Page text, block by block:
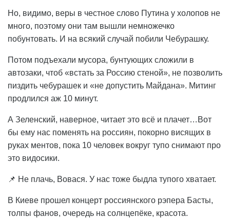
Но, видимо, веры в честное слово Путина у холопов не
много, поэтому они там вышли немножечко
побунтовать. И на всякий случай побили Чебурашку.
Потом подъехали мусора, бунтующих сложили в
автозаки, чтоб «встать за Россию стеной», не позволить
пиздить чебурашек и «не допустить Майдана». Митинг
продлился аж 10 минут.
А Зеленский, наверное, читает это всё и плачет…Вот
бы ему нас поменять на россиян, покорно висящих в
руках ментов, пока 10 человек вокруг тупо снимают про
это видосики.
📌 Не плачь, Вовася. У нас тоже быдла тупого хватает.
В Киеве прошел концерт россиянского рэпера Басты,
толпы фанов, очередь на солнцепёке, красота.